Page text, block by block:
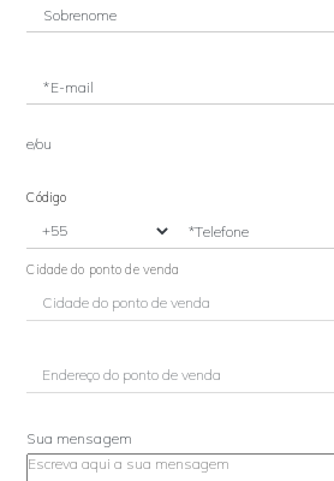
Sobrenome
*E-mail
e/ou
Código
*Telefone
Cidade do ponto de venda
Sua mensagem